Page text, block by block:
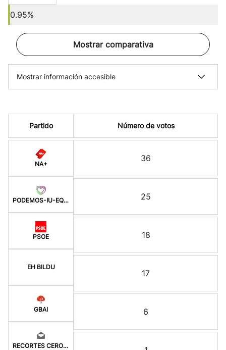
0.95%
Mostrar comparativa
Mostrar información accesible
Partido
NA+
PODEMOS-IU-EQUO-BATZ
PSOE
EH BILDU
GBAI
RECORTES CERO-GV
Número de votos
36
25
18
17
6